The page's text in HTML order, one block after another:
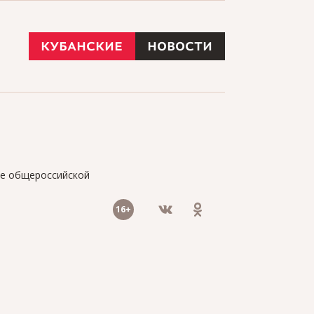
общероссийской
16+